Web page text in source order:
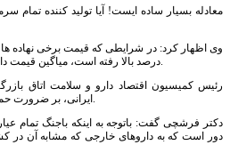
معادله بسیار ساده ایست! آیا تولید کننده تمام
درصد بالا رفته است، میاگین قیمت دارو فقط ۱۰ درصد افزایش داشته است.
رئیس کمیسیون اقتصاد دارو و سلامت اتاق
ایرانی، بر ضرورت حمایت همه جانبه از تولید داخل تاکید کرد.
دکتر فرشچی گفت: باتوجه به اینکه باجنگ تمام
دور است که به داروهای خارجی که مشابه آن در